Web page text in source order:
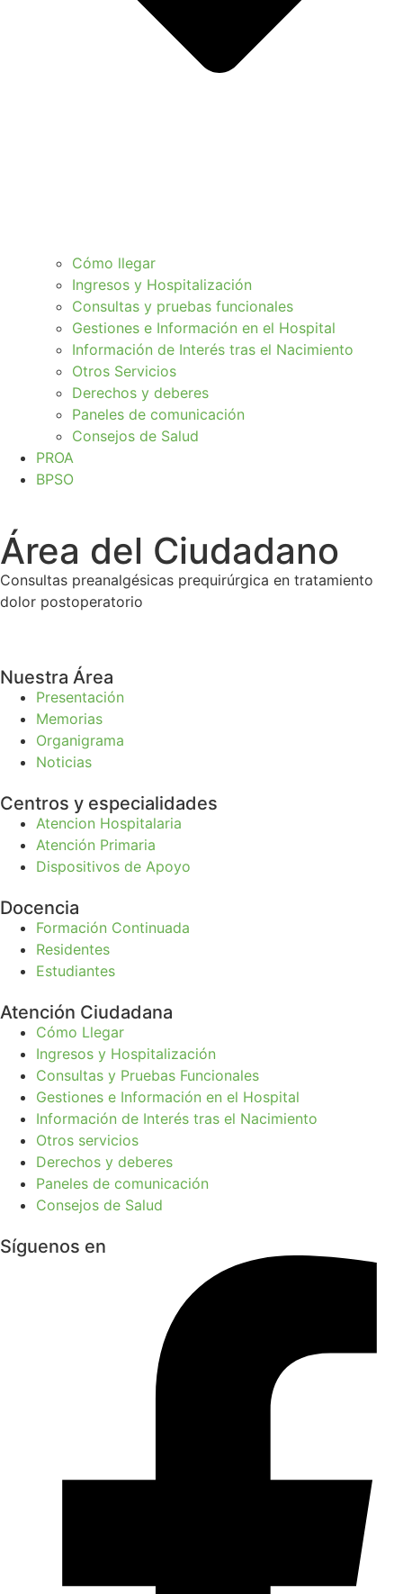
Cómo llegar
Ingresos y Hospitalización
Consultas y pruebas funcionales
Gestiones e Información en el Hospital
Información de Interés tras el Nacimiento
Otros Servicios
Derechos y deberes
Paneles de comunicación
Consejos de Salud
PROA
BPSO
Área del Ciudadano
Consultas preanalgésicas prequirúrgica en tratamiento
dolor postoperatorio
Nuestra Área
Presentación
Memorias
Organigrama
Noticias
Centros y especialidades
Atencion Hospitalaria
Atención Primaria
Dispositivos de Apoyo
Docencia
Formación Continuada
Residentes
Estudiantes
Atención Ciudadana
Cómo Llegar
Ingresos y Hospitalización
Consultas y Pruebas Funcionales
Gestiones e Información en el Hospital
Información de Interés tras el Nacimiento
Otros servicios
Derechos y deberes
Paneles de comunicación
Consejos de Salud
Síguenos en